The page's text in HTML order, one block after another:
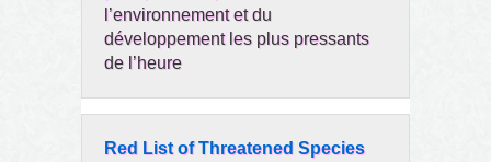
l’environnement et du
développement les plus pressants
de l’heure
Red List of Threatened Species